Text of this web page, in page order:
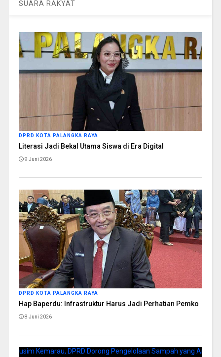
SUARA RAKYAT
DPRD KOTA PALANGKA RAYA
Literasi Jadi Bekal Utama Siswa di Era Digital
9 Juni 2026
DPRD KOTA PALANGKA RAYA
Hap Baperdu: Infrastruktur Harus Jadi Perhatian Pemko
8 Juni 2026